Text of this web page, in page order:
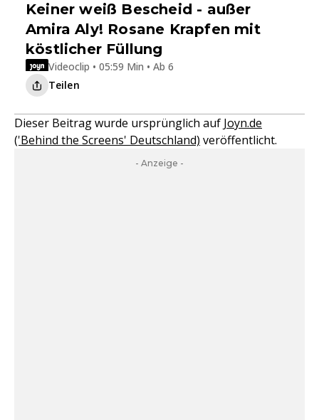
Keiner weiß Bescheid - außer
Amira Aly! Rosane Krapfen mit
köstlicher Füllung
Videoclip • 05:59 Min • Ab 6
Teilen
Dieser Beitrag wurde ursprünglich auf Joyn.de
('Behind the Screens' Deutschland) veröffentlicht.
- Anzeige -